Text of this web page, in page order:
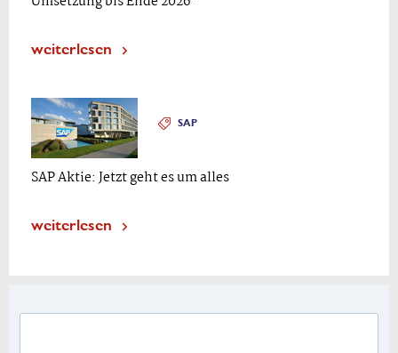
weiterlesen
SAP
SAP Aktie: Jetzt geht es um alles
weiterlesen